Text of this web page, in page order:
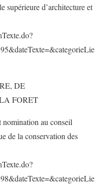
supérieure d’architecture et
DE
FORET
au conseil
de la conservation des